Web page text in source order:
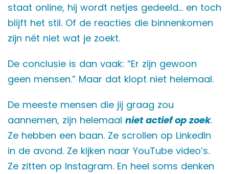
staat online, hij wordt netjes gedeeld… en toch
blijft het stil. Of de reacties die binnenkomen
zijn nét niet wat je zoekt.
De conclusie is dan vaak: “Er zijn gewoon
geen mensen.” Maar dat klopt niet helemaal.
De meeste mensen die jij graag zou
aannemen, zijn helemaal niet actief op zoek.
Ze hebben een baan. Ze scrollen op LinkedIn
in de avond. Ze kijken naar YouTube video’s.
Ze zitten op Instagram. En heel soms denken